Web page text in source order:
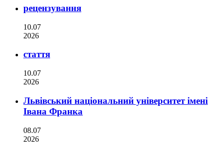
рецензування
10.07
2026
стаття
10.07
2026
Львівський національний університет імені
Івана Франка
08.07
2026